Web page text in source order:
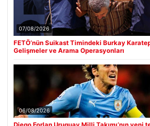
07/08/2026
FETÖ’nün Suikast Timindeki Burkay
Gelişmeler ve Arama Operasyonları
06/08/2026
Diego Forlan Uruguay Milli Takımı’nın yeni